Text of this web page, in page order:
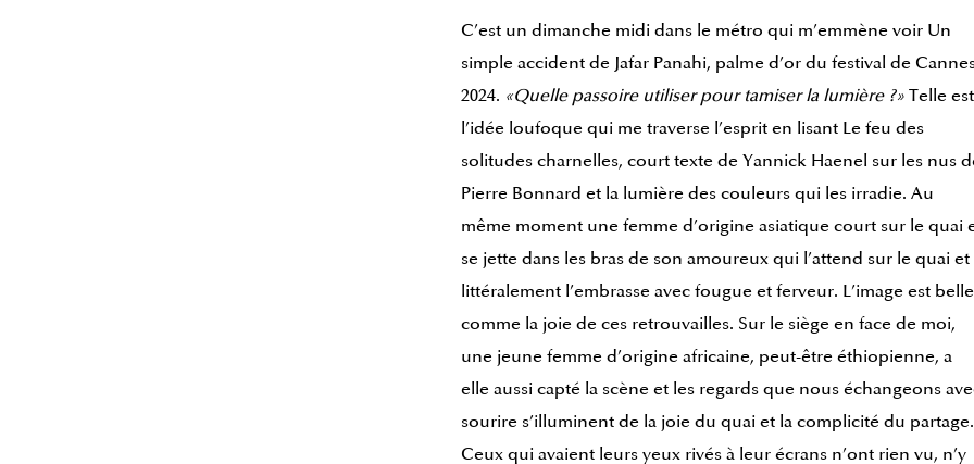
C’est un dimanche midi dans le métro qui m’emmène voir Un
simple accident de Jafar Panahi, palme d’or du festival de
2024. «Quelle passoire utiliser pour tamiser la lumière ?» Telle est
l’idée loufoque qui me traverse l’esprit en lisant Le feu des
solitudes charnelles, court texte de Yannick Haenel sur les nus
Pierre Bonnard et la lumière des couleurs qui les irradie. Au
même moment une femme d’origine asiatique court sur le quai
se jette dans les bras de son amoureux qui l’attend sur le quai et
littéralement l’embrasse avec fougue et ferveur. L’image est belle
comme la joie de ces retrouvailles. Sur le siège en face de moi,
une jeune femme d’origine africaine, peut-être éthiopienne, a
elle aussi capté la scène et les regards que nous échangeons
sourire s’illuminent de la joie du quai et la complicité du partage.
Ceux qui avaient leurs yeux rivés à leur écrans n’ont rien vu, n’y